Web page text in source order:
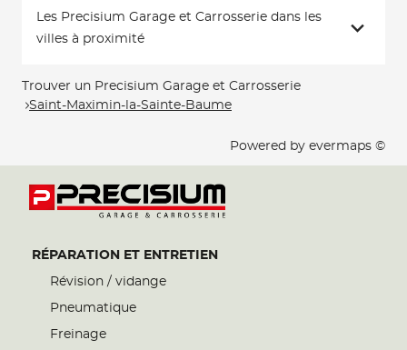
Les Precisium Garage et Carrosserie dans les
villes à proximité
Trouver un Precisium Garage et Carrosserie
Saint-Maximin-la-Sainte-Baume
Powered by evermaps ©
RÉPARATION ET ENTRETIEN
Révision / vidange
Pneumatique
Freinage